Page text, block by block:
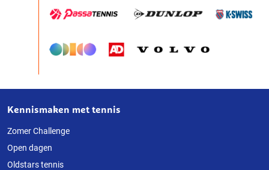
Over
deze
website
Kennismaken met tennis
Zomer Challenge
Open dagen
Oldstars tennis